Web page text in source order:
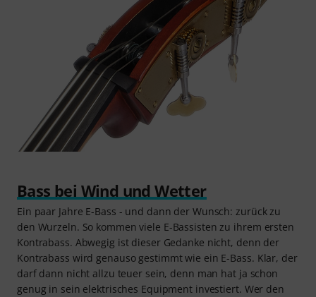
Bass bei Wind und Wetter
Ein paar Jahre E-Bass - und dann der Wunsch: zurück zu
den Wurzeln. So kommen viele E-Bassisten zu ihrem ersten
Kontrabass. Abwegig ist dieser Gedanke nicht, denn der
Kontrabass wird genauso gestimmt wie ein E-Bass. Klar, der
darf dann nicht allzu teuer sein, denn man hat ja schon
genug in sein elektrisches Equipment investiert. Wer den